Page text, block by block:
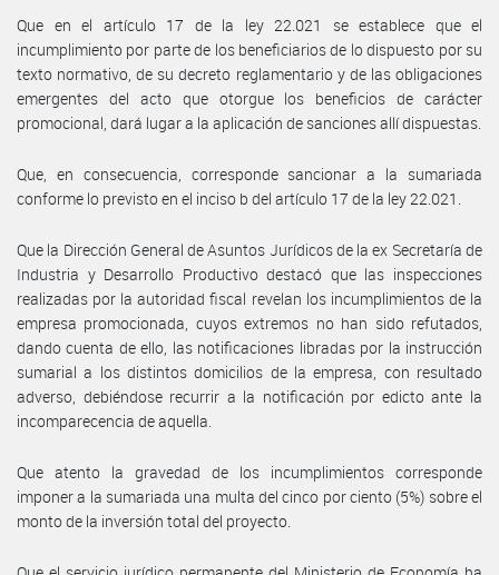
Que en el artículo 17 de la ley 22.021 se establece que el
incumplimiento por parte de los beneficiarios de lo dispuesto por su
texto normativo, de su decreto reglamentario y de las obligaciones
emergentes del acto que otorgue los beneficios de carácter
promocional, dará lugar a la aplicación de sanciones allí dispuestas.
Que, en consecuencia, corresponde sancionar a la sumariada
conforme lo previsto en el inciso b del artículo 17 de la ley 22.021.
Que la Dirección General de Asuntos Jurídicos de la ex Secretaría de
Industria y Desarrollo Productivo destacó que las inspecciones
realizadas por la autoridad fiscal revelan los incumplimientos de la
empresa promocionada, cuyos extremos no han sido refutados,
dando cuenta de ello, las notificaciones libradas por la instrucción
sumarial a los distintos domicilios de la empresa, con resultado
adverso, debiéndose recurrir a la notificación por edicto ante la
incomparecencia de aquella.
Que atento la gravedad de los incumplimientos corresponde
imponer a la sumariada una multa del cinco por ciento (5%) sobre el
monto de la inversión total del proyecto.